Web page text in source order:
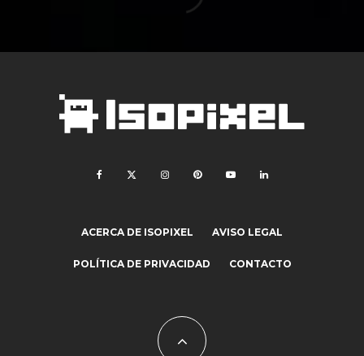
ACERCA DE ISOPIXEL AVISO LEGAL
POLÍTICA DE PRIVACIDAD CONTACTO